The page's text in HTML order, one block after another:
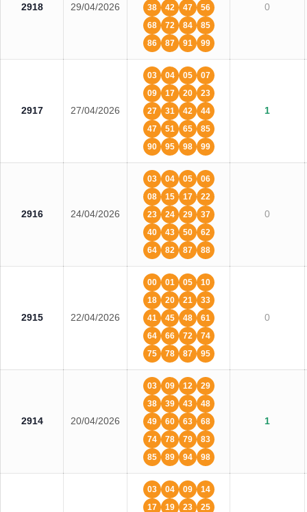
2918 29/04/2026
38
42 47
56
68
72 84
85
86
87 91 99
0
2917 27/04/2026
03 04 05
07
09
17 20
23
27
31 42
44
47
51 65
85
90
95 98 99
1
2916 24/04/2026
03 04 05
06
08
15 17
22
23
24 29
37
40
43 50
62
64
82 87 88
0
2915 22/04/2026
00 01 05
10
18
20 21
33
41
45 48
61
64
66 72
74
75
78 87 95
0
2914 20/04/2026
03 09 12
29
38
39 43
48
49
60 63
68
74
78 79
83
85
89 94 98
1
03 04 09
14
17
19 23
25